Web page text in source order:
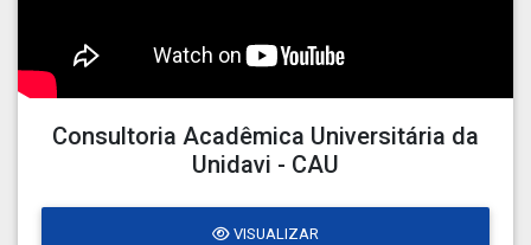
Consultoria Acadêmica Universitária da
Unidavi - CAU
VISUALIZAR